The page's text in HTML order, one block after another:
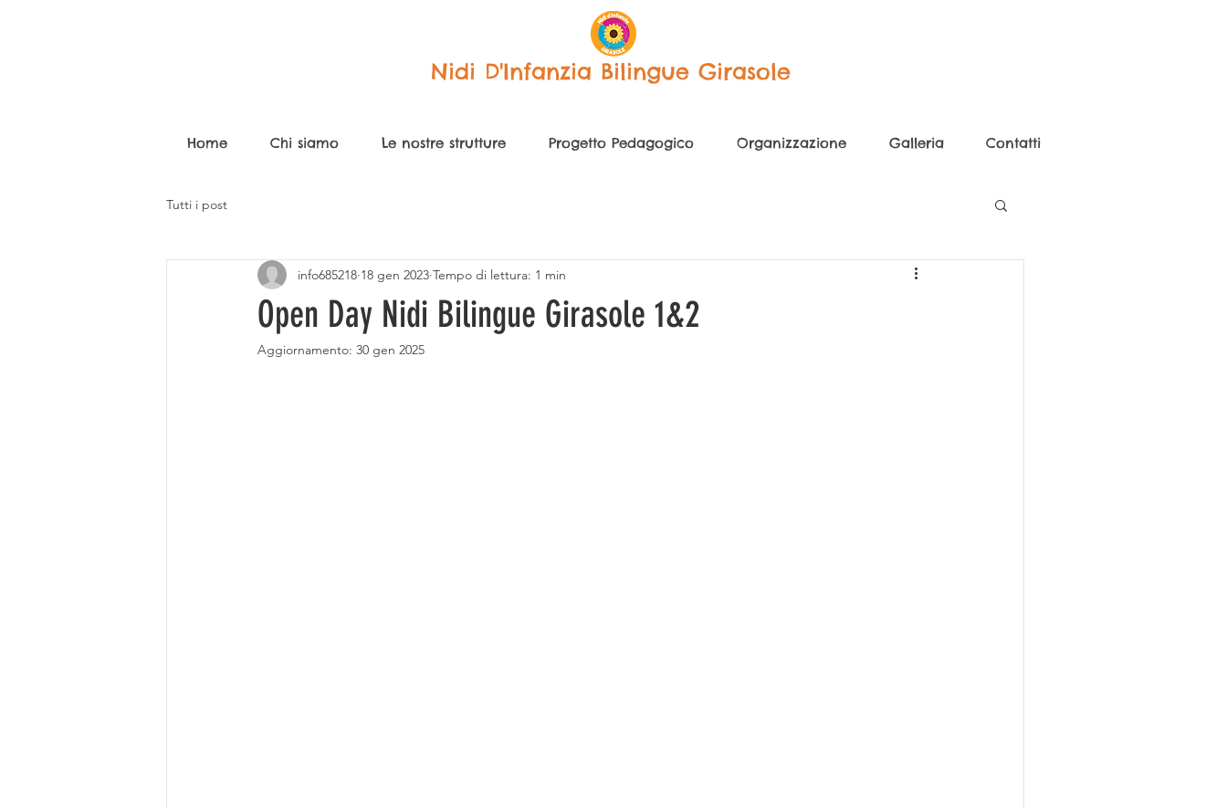
Nidi D'Infanzia Bilingue Girasole
Home Chi siamo Le nostre strutture Progetto Pedagogico Organizzazione Galleria Contatti
Tutti i post
Open Day Nidi Bilingue Girasole 1&2
info685218 18 gen 2023 Tempo di lettura: 1 min
Aggiornamento: 30 gen 2025